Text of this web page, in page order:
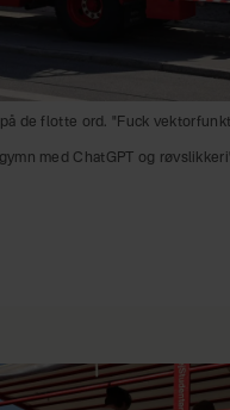
de flotte ord. "Fuck
med ChatGPT og